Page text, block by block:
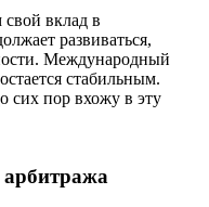
вклад в
развиваться,
Международный
стабильным.
сих пор вхожу в эту